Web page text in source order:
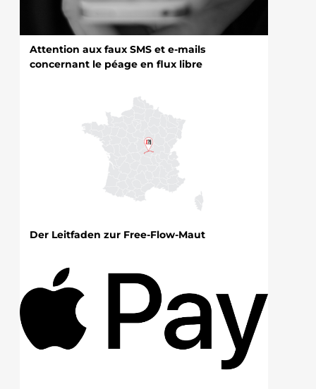
Attention aux faux SMS et e-mails
concernant le péage en flux libre
Der Leitfaden zur Free-Flow-Maut